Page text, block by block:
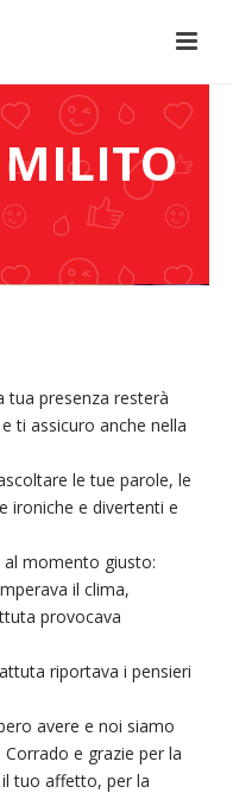
MILITO
tua presenza resterà
ti assicuro anche nella
le tue parole, le
ironiche e divertenti e
momento giusto:
il clima,
provocava
riportava i pensieri
avere e noi siamo
e grazie per la
tuo affetto, per la